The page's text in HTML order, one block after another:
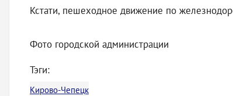
Кстати, пешеходное движение по
Фото городской администрации
Тэги:
Кирово-Чепецк